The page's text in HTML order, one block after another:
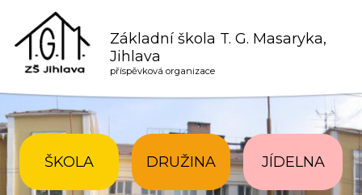
Základní škola T. G. Masaryka,
Jihlava
příspěvková organizace
ŠKOLA DRUŽINA JÍDELNA